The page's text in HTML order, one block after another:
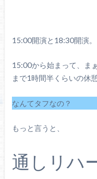
15:00開演と18:30開演。
15:00から始まって、ま
まで1時間半くらいの休
なんてタフなの？
もっと言うと、
通しリハ